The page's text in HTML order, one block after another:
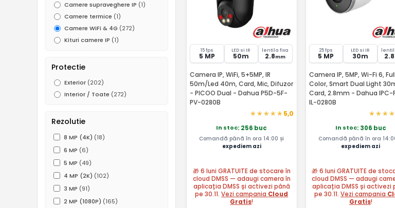
Camere supraveghere IP (1)
Camere termice (1)
Camere WiFi & 4G (272)
Kituri camere IP (1)
Protectie
Exterior (202)
Interior / Toate (272)
Rezolutie
8 MP (4K) (18)
6 MP (6)
5 MP (49)
4 MP (2K) (102)
3 MP (91)
2 MP (1080P) (165)
15 fps
5 MP
LED si IR
50m
lentila fixa
2.8mm
Camera IP, WiFi, 5+5MP, IR
50m/Led 40m, Card, Mic, Difuzor
- PICOO Dual - Dahua P5D-5F-
PV-0280B
5,0
In stoc: 256 buc
Comandă până în ora 14:00 și
expediem azi
🎁 6 luni GRATUITE de stocare în
cloud DMSS — adaugi camera în
aplicația DMSS și activezi până
pe 30.11.Vezi campania Cloud
Gratis!
25 fps
5 MP
LED si IR
30m 2.8
Camera IP, 5MP, Wi-Fi 6, Full
Color, Smart Dual Light
Card, 2.8mm - Dahua IPC-
IL-0280B
In stoc: 306 buc
Comandă până în ora
expediem azi
🎁 6 luni GRATUITE de
cloud DMSS — adaugi
aplicația DMSS și activezi
pe 30.11. Vezi campania
Gratis!